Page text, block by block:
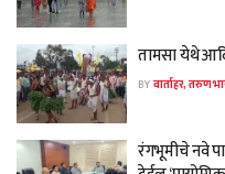
तामसा येथे
BYवार्ताहर, तरुण
रंगभूमीचे नवे